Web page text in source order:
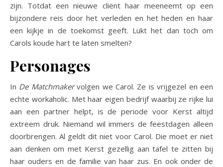
zijn. Totdat een nieuwe cliënt haar meeneemt op een
bijzondere reis door het verleden en het heden en haar
een kijkje in de toekomst geeft. Lukt het dan toch om
Carols koude hart te laten smelten?
Personages
In De Matchmakervolgen we Carol. Ze is vrijgezel en een
echte workaholic. Met haar eigen bedrijf waarbij ze rijke lui
aan een partner helpt, is de periode voor Kerst altijd
extreem druk. Niemand wil immers de feestdagen alleen
doorbrengen. Al geldt dit niet voor Carol. Die moet er niet
aan denken om met Kerst gezellig aan tafel te zitten bij
haar ouders en de familie van haar zus. En ook onder de